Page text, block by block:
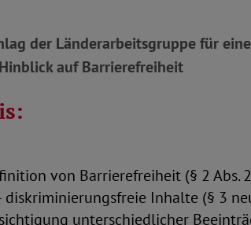
der Länderarbeitsgruppe für
auf Barrierefreiheit
von Barrierefreiheit (§ 2 Abs.
diskriminierungsfreie Inhalte (§ 3
unterschiedlicher